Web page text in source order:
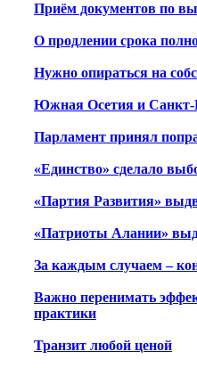
Приём документов по
О продлении срока
Нужно опираться на
Южная Осетия и
Парламент принял
«Единство» сделало
«Партия Развития»
«Патриоты Алании»
За каждым случаем –
Важно перенимать
практики
Транзит любой ценой